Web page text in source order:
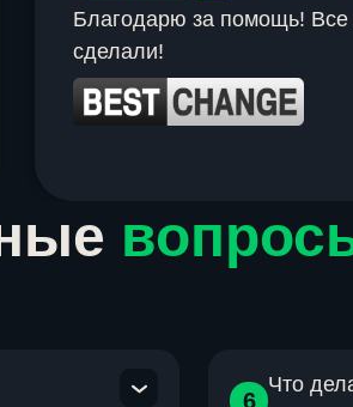
Благодарю за помощь!
сделали!
6
Что